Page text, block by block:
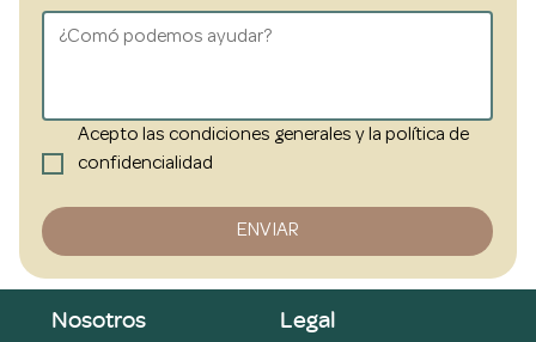
Acepto las condiciones generales y la política de
confidencialidad
ENVIAR
Nosotros Legal